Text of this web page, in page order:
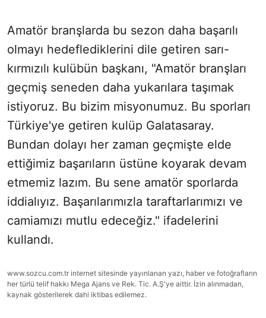
Amatör branşlarda bu sezon daha başarılı
olmayı hedeflediklerini dile getiren sarı-
kırmızılı kulübün başkanı, "Amatör branşları
geçmiş seneden daha yukarılara taşımak
istiyoruz. Bu bizim misyonumuz. Bu sporları
Türkiye'ye getiren kulüp Galatasaray.
Bundan dolayı her zaman geçmişte elde
ettiğimiz başarıların üstüne koyarak devam
etmemiz lazım. Bu sene amatör sporlarda
iddialıyız. Başarılarımızla taraftarlarımızı ve
camiamızı mutlu edeceğiz." ifadelerini
kullandı.
www.sozcu.com.tr internet sitesinde yayınlanan yazı, haber ve fotoğrafların
her türlü telif hakkı Mega Ajans ve Rek. Tic. A.Ş'ye aittir. İzin alınmadan,
kaynak gösterilerek dahi iktibas edilemez.